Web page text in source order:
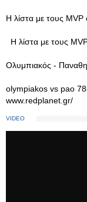
Η λίστα με τους MVP
Η λίστα με τους
Ολυμπιακός -
olympiakos vs pao
www.redplanet.gr/
VIDEO